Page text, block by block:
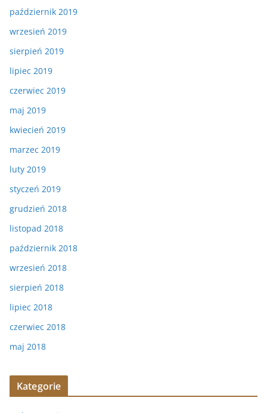
październik 2019
wrzesień 2019
sierpień 2019
lipiec 2019
czerwiec 2019
maj 2019
kwiecień 2019
marzec 2019
luty 2019
styczeń 2019
grudzień 2018
listopad 2018
październik 2018
wrzesień 2018
sierpień 2018
lipiec 2018
czerwiec 2018
maj 2018
Kategorie